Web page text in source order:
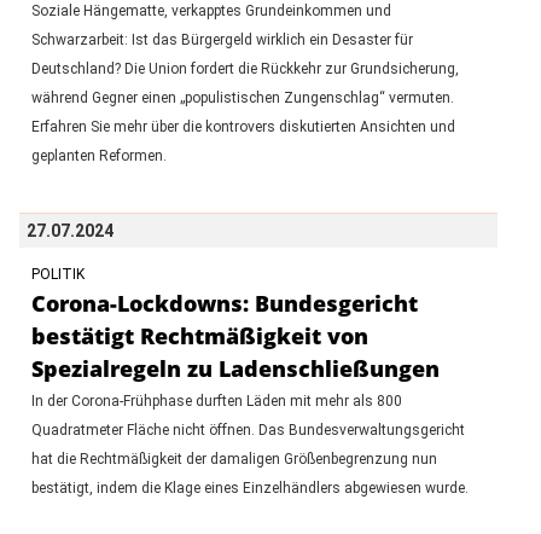
Soziale Hängematte, verkapptes Grundeinkommen und
Schwarzarbeit: Ist das Bürgergeld wirklich ein Desaster für
Deutschland? Die Union fordert die Rückkehr zur Grundsicherung,
während Gegner einen „populistischen Zungenschlag“ vermuten.
Erfahren Sie mehr über die kontrovers diskutierten Ansichten und
geplanten Reformen.
27.07.2024
POLITIK
Corona-Lockdowns: Bundesgericht
bestätigt Rechtmäßigkeit von
Spezialregeln zu Ladenschließungen
In der Corona-Frühphase durften Läden mit mehr als 800
Quadratmeter Fläche nicht öffnen. Das Bundesverwaltungsgericht
hat die Rechtmäßigkeit der damaligen Größenbegrenzung nun
bestätigt, indem die Klage eines Einzelhändlers abgewiesen wurde.